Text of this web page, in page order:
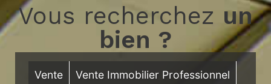
Vous recherchez un
bien ?
Vente Vente Immobilier Professionnel